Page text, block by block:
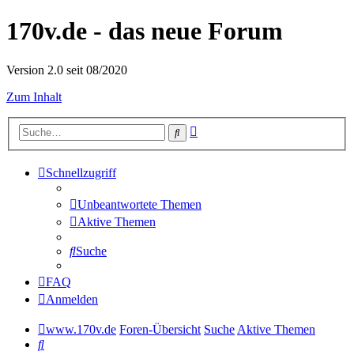
170v.de - das neue Forum
Version 2.0 seit 08/2020
Zum Inhalt
Suche
Schnellzugriff
Unbeantwortete Themen
Aktive Themen
Suche
FAQ
Anmelden
www.170v.de Foren-Übersicht SucheAktive Themen
Suche